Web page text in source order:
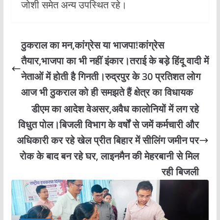
जोशी समेत अन्य उपस्थित रहे।
ठुकराल का मन,कांग्रेस या भाजपा!कांग्रेस
तैयार,भाजपा का भी नहीं इंकार।तराई के बड़े हिंदू वादी में
नेताओं में होती है गिनती।रुद्रपुर के 30 प्रतिशत लोग
आज भी ठुकराल को ही समझते हैं क्षेत्र का विधायक
डीएम का आदेश वेअसर,अवैध कालोनियों में लग रहे
विधुत पोल।बिजली विभाग के वर्षों से जमें कर्मचारी और
अधिकारी कर रहे खेल प्रीत बिहार में सीलिंग जमीन पर
रोक के बाद बन रहे घर, लाइनमैन की मेहरबानी से मिल
रही बिजली